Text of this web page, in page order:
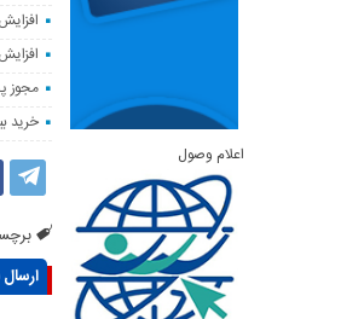
مجوز پذیرش
خرید بیش از ۲۹۴ هزار
اعلام وصول